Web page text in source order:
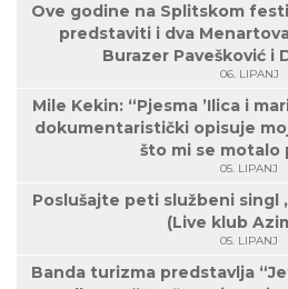
Ove godine na Splitskom
predstaviti i dva
Burazer Pavešković i
06. LIPANJ
Mile Kekin: “Pjesma ’Ilica i
dokumentaristički opisuje
što mi se motalo
05. LIPANJ
Poslušajte peti službeni singl
(Live klub
05. LIPANJ
Banda turizma predstavlja